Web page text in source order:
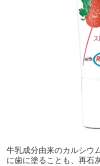
牛乳成分由来のカルシウ
に歯に塗ることも、再石